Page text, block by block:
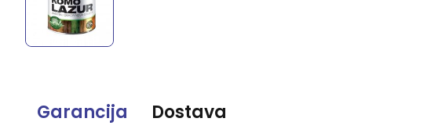
Garancija Dostava